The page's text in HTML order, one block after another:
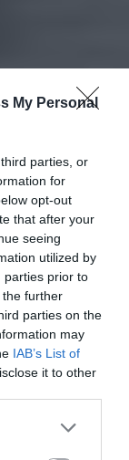
My Personal
parties, or
for
opt-out
that after your
seeing
utilized by
parties prior to
further
parties on the
may
IAB’s List of
it to other